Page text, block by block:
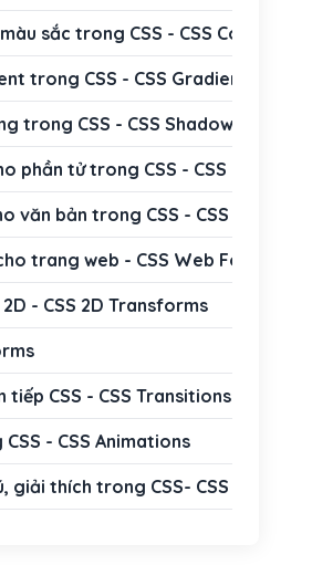
sắc trong CSS - CSS Color
trong CSS - CSS Gradients
trong CSS - CSS Shadow Effect
phần tử trong CSS - CSS Box
văn bản trong CSS - CSS Text
trang web - CSS Web Fonts
2D - CSS 2D Transforms
tiếp CSS - CSS Transitions
- CSS Animations
giải thích trong CSS- CSS Tooltip